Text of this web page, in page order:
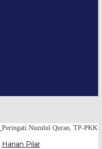
Peringati Nuzulul Quran, TP-PKK
Harian Pilar